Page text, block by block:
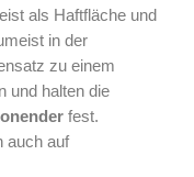
als Haftfläche und
in der
zu einem
und halten die
fest.
auch auf